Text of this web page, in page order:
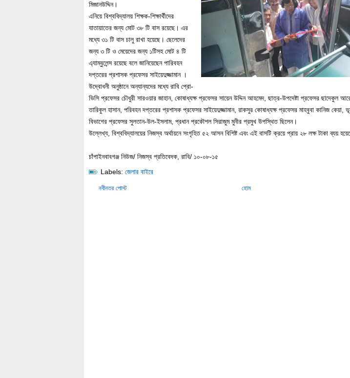
মিজানউদ্দিন।
এনিয়ে বিশ্ববিদ্যালয় শিক্ষক-শিক্ষার্থীদের
যাতায়াতের জন্য মোট ৩৮ টি বাস রয়েছে। এর
মধ্যে ৩১ টি বাস চালু রাখা হয়েছে। ছেলেদের
জন্য ৩ টি ও মেয়েদের জন্য ১টিসহ মোট ৪ টি
এ্যাম্বুলেন্স রয়েছে বলে জানিয়েছেন পারিবহন
দপ্তরের প্রশাসক প্রফেসর সাইয়েদুজ্জামান ।
উদ্বোধনী অনুষ্ঠানে অন্যান্যদের মধ্যে রাবি প্রো-
ভিসি প্রফেসর চৌধুরী সারওয়ার জাহান, কোষাধ্যক্ষ প্রফেসর সায়েন উদ্দিন আহমেদ, ছাত্র-উপদেষ্টা প্রফেসর ছাদেকুল
তারিকুল হাসান, পরিবহন দপ্তরের প্রশাসক প্রফেসর সাইয়েদুজ্জামান, রাকসুর কোষাধ্যক্ষ প্রফেসর মাহবুবা কানিজ কেয়া,
বিভাগের প্রফেসর সুলতান-উল-ইসলাম, প্রধান প্রকৌশল সিরাজুম মুনীর প্রমুখ উপস্থিত ছিলেন।
উল্লেখ্য, বিশ্ববিদ্যালয়ের নিজস্ব অর্থায়নে সংগৃহিত ৫২ আসন বিশিষ্ট এবং এই বাসটি ক্রয়ে প্রায় ২৮ লক্ষ টাকা ব্যয়
চাঁপাইনবাবগঞ্জ নিউজ/ নিজস্ব প্রতিবেদক, রাবি/ ১০-০৮-১৫
Labels: জেলার বাইরে
নবীনতর পোস্ট হোম